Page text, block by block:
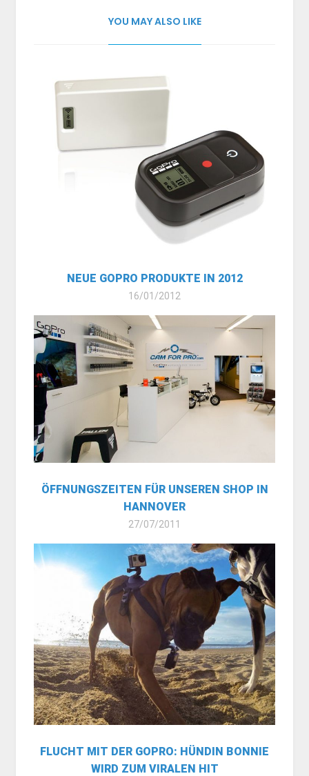
YOU MAY ALSO LIKE
NEUE GOPRO PRODUKTE IN 2012
16/01/2012
ÖFFNUNGSZEITEN FÜR UNSEREN SHOP IN
HANNOVER
27/07/2011
FLUCHT MIT DER GOPRO: HÜNDIN BONNIE
WIRD ZUM VIRALEN HIT